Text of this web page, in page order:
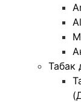
Табак